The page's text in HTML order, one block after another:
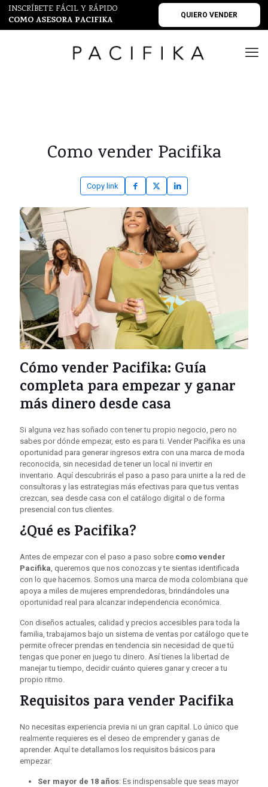
INSCRÍBETE FÁCIL Y RÁPIDO
COMO ASESORA PACIFIKA QUIERO VENDER
Como vender Pacifika
Copy link
Cómo vender Pacifika: Guía
completa para empezar y ganar
más dinero desde casa
Si alguna vez has soñado con tener tu propio negocio, pero no
sabes por dónde empezar, esto es para ti. Vender Pacifika es una
oportunidad para generar ingresos extra con una marca de moda
reconocida, sin necesidad de tener un local ni invertir en
inventario. Aquí descubrirás el paso a paso para unirte a la red de
consultoras y las estrategias más efectivas para que tus ventas
crezcan, sea desde casa con el catálogo digital o de forma
presencial con tus clientes.
¿Qué es Pacifika?
Antes de empezar con el paso a paso sobre como vender
Pacifika, queremos que nos conozcas y te sientas identificada
con lo que hacemos. Somos una marca de moda colombiana que
apoya a miles de mujeres emprendedoras, brindándoles una
oportunidad real para alcanzar independencia económica.
Con diseños actuales, calidad y precios accesibles para toda la
familia, trabajamos bajo un sistema de ventas por catálogo que te
permite ofrecer prendas en tendencia sin necesidad de que tú
tengas que poner en juego tu dinero. Así tienes la libertad de
manejar tu tiempo, decidir cuánto quieres ganar y crecer a tu
propio ritmo.
Requisitos para vender Pacifika
No necesitas experiencia previa ni un gran capital. Lo único que
realmente requieres es el deseo de emprender y ganas de
aprender. Aquí te detallamos los requisitos básicos para
empezar:
Ser mayor de 18 años: Es indispensable que seas mayor